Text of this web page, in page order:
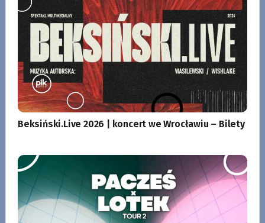
Beksiński.Live 2026 | koncert we Wrocławiu – Bilety